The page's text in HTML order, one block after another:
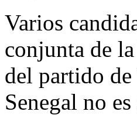
Varios
conjunta de
del partido
Senegal no